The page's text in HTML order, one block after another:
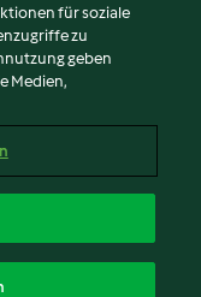
für soziale
zu
geben
Medien,